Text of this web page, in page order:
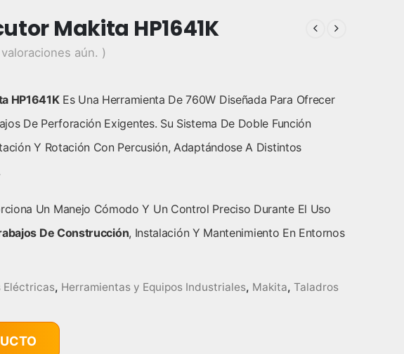
Makita HP1641K
aún. )
HP1641KEs Una Herramienta De 760W Diseñada Para Ofrecer
De Perforación Exigentes. Su Sistema De Doble Función
Y Rotación Con Percusión, Adaptándose A Distintos
Un Manejo Cómodo Y Un Control Preciso Durante El Uso
De Construcción, Instalación Y Mantenimiento En Entornos
Eléctricas, Herramientas y Equipos Industriales, Makita, Taladros